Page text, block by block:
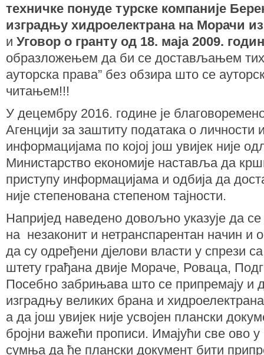
техничке понуде турске компаније
изградњу хидроелектрана на Морачи
и Уговор о гранту од 18. маја 2009.
образложењем да би се достављањем тих
ауторска права” без обзира што се
читањем!!!
У децембру 2016. године је
Агенцији за заштиту података о личности
информацијама по којој још увијек није
Министарство економије наставља да
приступу информацијама и одбија да
није степенована степеном тајности.
Напријед наведено довољно указује да се
на незаконит и нетранспарентан начин и
да су одређени дјелови власти у спрези
штету грађана двије Мораче, Роваца,
Посебно забрињава што се припремају и
изградњу великих брана и
а да још увијек није усвојен плански
бројни важећи прописи. Имајући све ово
сумња да ће плански документ бити